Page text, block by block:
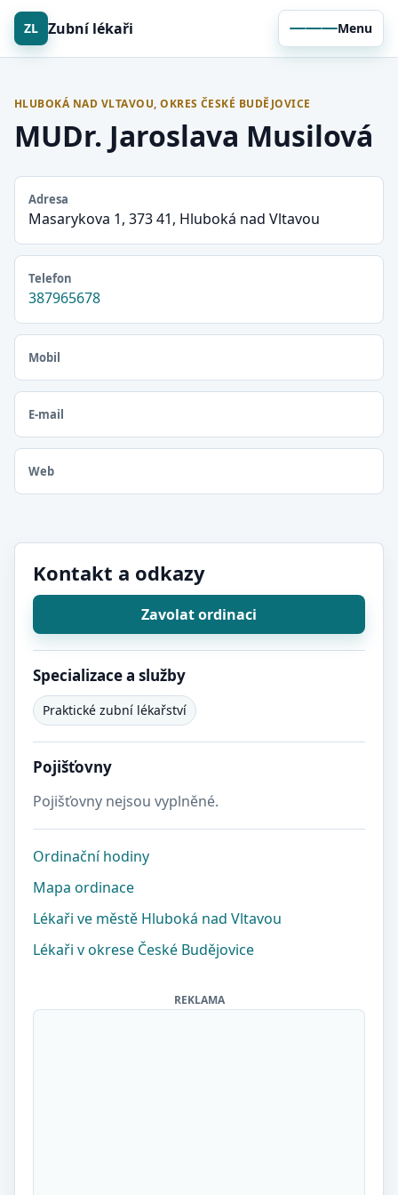
ZL Zubní lékaři Menu
HLUBOKÁ NAD VLTAVOU, OKRES ČESKÉ BUDĚJOVICE
MUDr. Jaroslava Musilová
Adresa
Masarykova 1, 373 41, Hluboká nad Vltavou
Telefon
387965678
Mobil
E-mail
Web
Kontakt a odkazy
Zavolat ordinaci
Specializace a služby
Praktické zubní lékařství
Pojišťovny
Pojišťovny nejsou vyplněné.
Ordinační hodiny
Mapa ordinace
Lékaři ve městě Hluboká nad Vltavou
Lékaři v okrese České Budějovice
REKLAMA